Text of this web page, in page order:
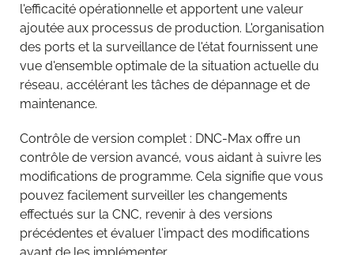
l'efficacité opérationnelle et apportent une valeur
ajoutée aux processus de production. L'organisation
des ports et la surveillance de l'état fournissent une
vue d'ensemble optimale de la situation actuelle du
réseau, accélérant les tâches de dépannage et de
maintenance.
Contrôle de version complet : DNC-Max offre un
contrôle de version avancé, vous aidant à suivre les
modifications de programme. Cela signifie que vous
pouvez facilement surveiller les changements
effectués sur la CNC, revenir à des versions
précédentes et évaluer l'impact des modifications